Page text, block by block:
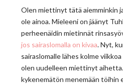
Olen miettinyt tätä aiemminkin
ole ainoa. Mieleeni on jäänyt
perheenäidin mietinnät
jos sairaslomalla on kivaa. Nyt,
sairaslomalle lähes kolme
olen uudelleen miettinyt
kykenemätön menemään töihin